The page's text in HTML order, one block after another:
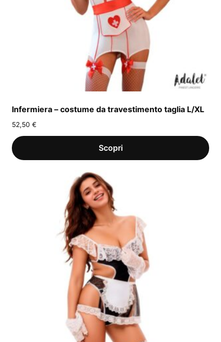
Infermiera – costume da travestimento taglia L/XL
52,50 €